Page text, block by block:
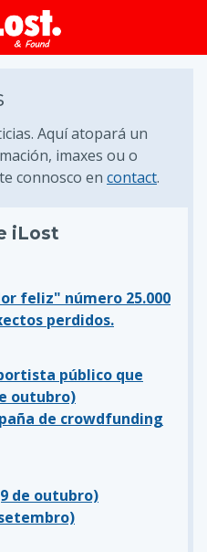
Aquí atopará un
imaxes ou o
connosco en contact.
iLost
feliz" número 25.000
perdidos.
público que
outubro)
de crowdfunding
de outubro)